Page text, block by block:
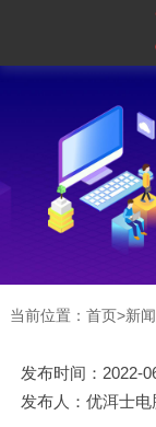
当前位置： 首页>新
发布时间：2022-
发布人：优洱士电